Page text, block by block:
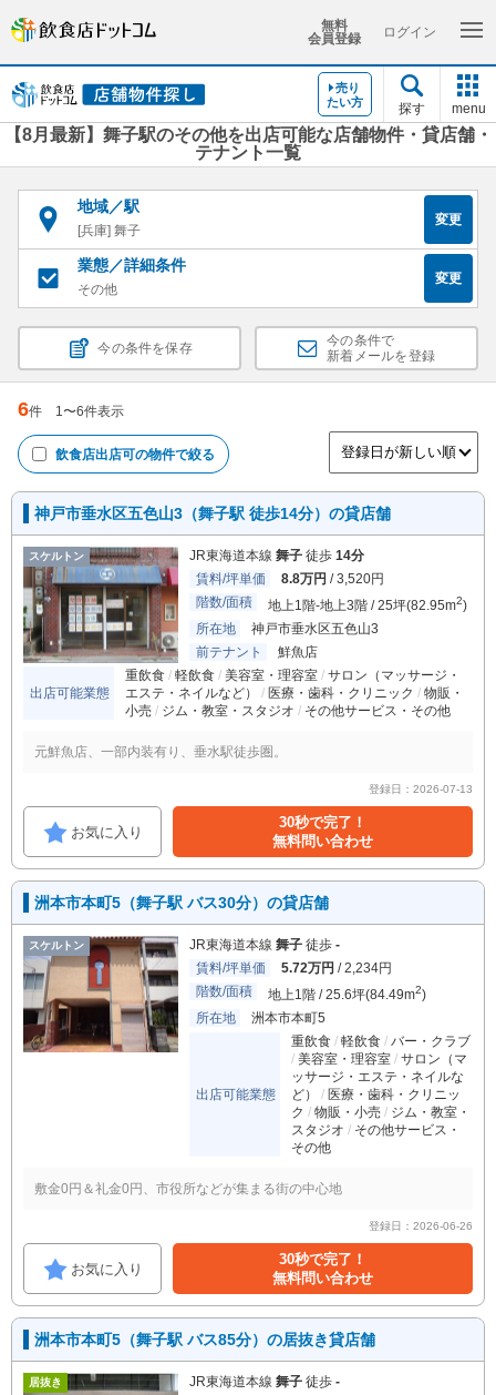
無料
会員登録
ログイン
売り
たい方
探す menu
【8月最新】舞子駅のその他を出店可能な店舗物件・貸店舗・
テナント一覧
地域／駅
[兵庫] 舞子
変更
業態／詳細条件
その他
変更
今の条件を保存
今の条件で
新着メールを登録
6件 1〜6件表示
飲食店出店可の物件で絞る
神戸市垂水区五色山3（舞子駅 徒歩14分）の貸店舗
スケルトン JR東海道本線 舞子 徒歩 14分
賃料/坪単価
8.8万円 / 3,520円
階数/面積
地上1階-地上3階 / 25坪(82.95m2)
所在地
神戸市垂水区五色山3
前テナント
鮮魚店
出店可能業態
重飲食 軽飲食 美容室・理容室
サロン（マッサージ・
エステ・ネイルなど）
医療・歯科・クリニック
物販・
小売
ジム・教室・スタジオ その他サービス・その他
元鮮魚店、一部内装有り、垂水駅徒歩圏。
登録日：2026-07-13
お気に入り
30秒で完了！
無料問い合わせ
洲本市本町5（舞子駅 バス30分）の貸店舗
スケルトン JR東海道本線 舞子 徒歩 -
賃料/坪単価
5.72万円 / 2,234円
階数/面積
地上1階 / 25.6坪(84.49m2)
所在地
洲本市本町5
出店可能業態
重飲食 軽飲食
バー・クラブ
美容室・理容室
サロン（マ
ッサージ・エステ・ネイルな
ど）
医療・歯科・クリニッ
ク
物販・小売
ジム・教室・
スタジオ
その他サービス・
その他
敷金0円＆礼金0円、市役所などが集まる街の中心地
登録日：2026-06-26
お気に入り
30秒で完了！
無料問い合わせ
洲本市本町5（舞子駅 バス85分）の居抜き貸店舗
居抜き JR東海道本線 舞子 徒歩 -